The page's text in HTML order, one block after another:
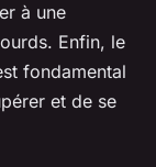
à une
Enfin, le
fondamental
et de se